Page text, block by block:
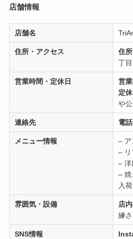
店舗情報
店舗名
住所・アクセス 住
丁
営業時間・定休日 営
定
や
連絡先 電
メニュー情報
– ア
– リ
– 洋
– 焼
入荷
雰囲気・設備 店
練
SNS情報